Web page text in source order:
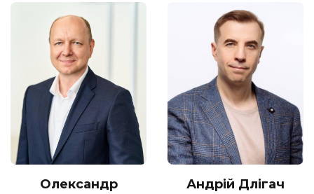
Олександр
Андрій Длігач